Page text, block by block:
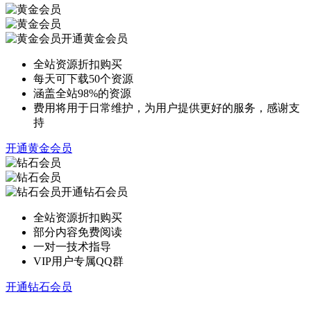
开通黄金会员
全站资源折扣购买
每天可下载50个资源
涵盖全站98%的资源
费用将用于日常维护，为用户提供更好的服务，感谢支
持
开通黄金会员
开通钻石会员
全站资源折扣购买
部分内容免费阅读
一对一技术指导
VIP用户专属QQ群
开通钻石会员